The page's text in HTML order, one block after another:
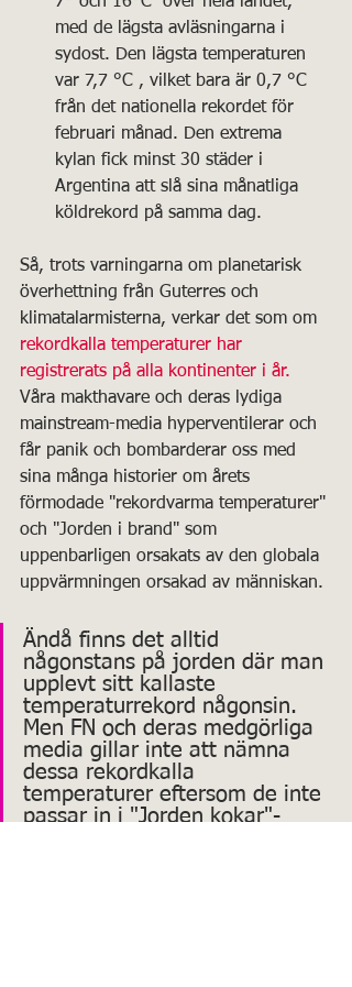
med de lägsta avläsningarna i
sydost. Den lägsta temperaturen
var 7,7 °C , vilket bara är 0,7 °C
från det nationella rekordet för
februari månad. Den extrema
kylan fick minst 30 städer i
Argentina att slå sina månatliga
köldrekord på samma dag.
Så, trots varningarna om planetarisk
överhettning från Guterres och
klimatalarmisterna, verkar det som om
rekordkalla temperaturer har
registrerats på alla kontinenter i år.
Våra makthavare och deras lydiga
mainstream-media hyperventilerar och
får panik och bombarderar oss med
sina många historier om årets
förmodade "rekordvarma temperaturer"
och "Jorden i brand" som
uppenbarligen orsakats av den globala
uppvärmningen orsakad av människan.
Ändå finns det alltid
någonstans på jorden där man
upplevt sitt kallaste
temperaturrekord någonsin.
Men FN och deras medgörliga
media gillar inte att nämna
dessa rekordkalla
temperaturer eftersom de inte
passar in i "Jorden kokar"-